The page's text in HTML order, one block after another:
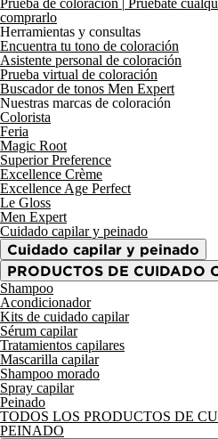
Prueba de coloración |
Pruébate
comprarlo
Herramientas y consultas
Encuentra tu tono de coloración
Asistente personal de coloración
Prueba virtual de coloración
Buscador de tonos Men Expert
Nuestras marcas de coloración
Colorista
Feria
Magic Root
Superior Preference
Excellence Crème
Excellence Age Perfect
Le Gloss
Men Expert
Cuidado capilar y peinado
Cuidado capilar y peinado
PRODUCTOS DE CUIDADO
Shampoo
Acondicionador
Kits de cuidado capilar
Sérum capilar
Tratamientos capilares
Mascarilla capilar
Shampoo morado
Spray capilar
Peinado
TODOS LOS PRODUCTOS DE
PEINADO